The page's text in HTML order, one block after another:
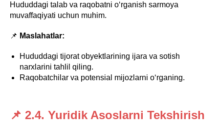
Hududdagi talab va raqobatni o‘rganish sarmoya
muvaffaqiyati uchun muhim.
📌 Maslahatlar:
Hududdagi tijorat obyektlarining ijara va sotish
narxlarini tahlil qiling.
Raqobatchilar va potensial mijozlarni o‘rganing.
📌 2.4. Yuridik Asoslarni Tekshirish